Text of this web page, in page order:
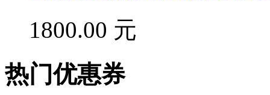
1800.00 元
热门优惠券